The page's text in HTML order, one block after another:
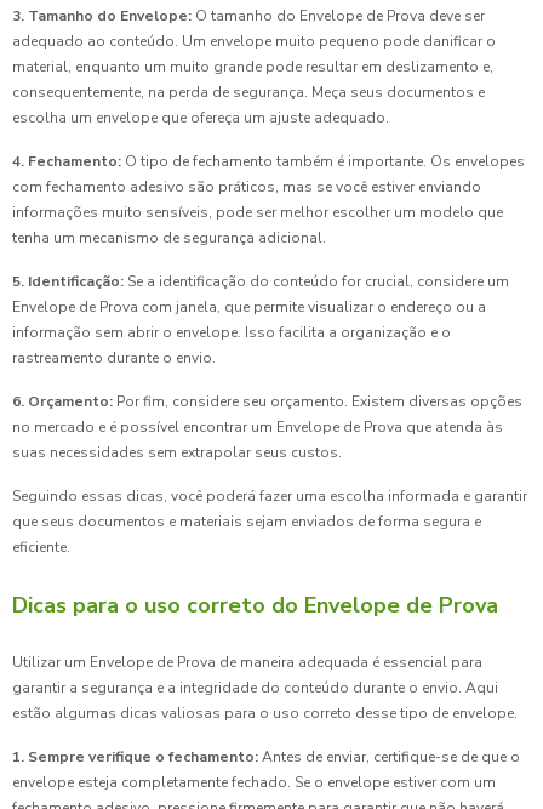
3. Tamanho do Envelope: O tamanho do Envelope de Prova deve ser
adequado ao conteúdo. Um envelope muito pequeno pode danificar o
material, enquanto um muito grande pode resultar em deslizamento e,
consequentemente, na perda de segurança. Meça seus documentos e
escolha um envelope que ofereça um ajuste adequado.
4. Fechamento: O tipo de fechamento também é importante. Os envelopes
com fechamento adesivo são práticos, mas se você estiver enviando
informações muito sensíveis, pode ser melhor escolher um modelo que
tenha um mecanismo de segurança adicional.
5. Identificação: Se a identificação do conteúdo for crucial, considere um
Envelope de Prova com janela, que permite visualizar o endereço ou a
informação sem abrir o envelope. Isso facilita a organização e o
rastreamento durante o envio.
6. Orçamento: Por fim, considere seu orçamento. Existem diversas opções
no mercado e é possível encontrar um Envelope de Prova que atenda às
suas necessidades sem extrapolar seus custos.
Seguindo essas dicas, você poderá fazer uma escolha informada e garantir
que seus documentos e materiais sejam enviados de forma segura e
eficiente.
Dicas para o uso correto do Envelope de Prova
Utilizar um Envelope de Prova de maneira adequada é essencial para
garantir a segurança e a integridade do conteúdo durante o envio. Aqui
estão algumas dicas valiosas para o uso correto desse tipo de envelope.
1. Sempre verifique o fechamento:Antes de enviar, certifique-se de que o
envelope esteja completamente fechado. Se o envelope estiver com um